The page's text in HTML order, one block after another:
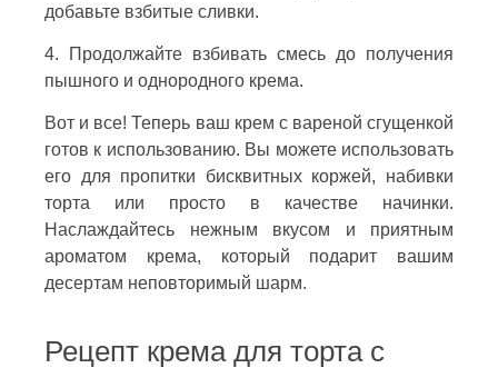
добавьте взбитые сливки.
4. Продолжайте взбивать смесь до получения
пышного и однородного крема.
Вот и все! Теперь ваш крем с вареной сгущенкой
готов к использованию. Вы можете использовать
его для пропитки бисквитных коржей, набивки
торта или просто в качестве начинки.
Наслаждайтесь нежным вкусом и приятным
ароматом крема, который подарит вашим
десертам неповторимый шарм.
Рецепт крема для торта с